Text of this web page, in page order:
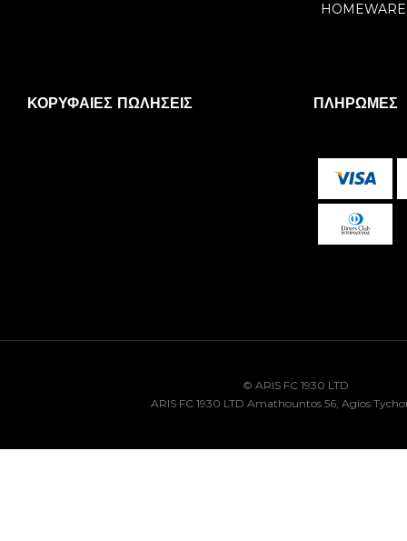
HOMEWARE
ΚΟΡΥΦΑΊΕΣ ΠΩΛΉΣΕΙΣ ΠΛΗΡΩΜΈΣ
© ARIS FC 1930 LTD
ARIS FC 1930 LTD Amathountos 56, Agios